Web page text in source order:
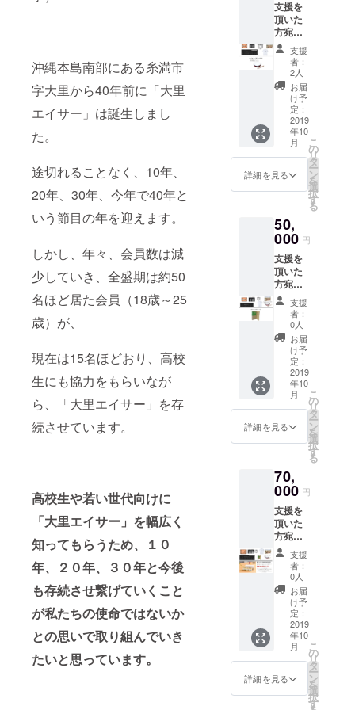
沖縄本島南部にある糸満市
字大里から40年前に「大里
エイサー」は誕生しまし
た。
途切れることなく、10年、
20年、30年、今年で40年と
いう節目の年を迎えます。
しかし、年々、会員数は減
少していき、全盛期は約50
名ほど居た会員（18歳～25
歳）が、
現在は15名ほどおり、高校
生にも協力をもらいなが
ら、「大里エイサー」を存
続させています。
高校生や若い世代向けに
「大里エイサー」を幅広く
知ってもらうため、１０
年、２０年、３０年と今後
も存続させ繋げていくこと
が私たちの使命ではないか
との思いで取り組んでいき
たいと思っています。
「ニャ
ン山」
のシー
サー職
人：上
原 新
吾 氏
のオリ
ジナル
シー
サー ※
写真は
あくま
でイ
このプ
ロジェ
クトを
通して
作成し
たPR映
像DVD1
ず備考
欄にご
希望の
お名前
をご記
入くだ
さい。
大里エ
イサー
40周年
記念オ
リジナ
ルタオ
ル１枚
覇に工
房を構
「ニャ
ン山」
のシー
サー職
人：上
原 新
吾 氏
のオリ
ジナル
シー
サー ※
写真は
あくま
でイ
このプ
ロジェ
クトを
通して
作成し
たPR映
像DVD1
青年会
オリジ
ナルT
シャツ
１枚 ＊
ラー：
ト、ブ
ラッ
支援を
頂いた
方宛に↓
祭り当
日の勇
壮な演
舞時の
写真を
添付し
てお礼
メール
PR映像
DVDの
最後の
エンド
を記入
※支援
時、必
ず備考
欄にご
希望の
お名前
をご記
入くだ
さい。
大里エ
イサー
40周年
記念オ
リジナ
ルタオ
ル１枚
覇に工
房を構
「ニャ
ン山」
のシー
サー職
人：上
原 新
吾 氏
のオリ
ジナル
シー
サー ※
写真は
あくま
でイ
支援
者：
2人
お届
け予
定：
2019
年10
月
詳細を見る
こ
の
リ
タ
ー
ン
を
選
択
す
る
50,
000 円
支援を
頂いた
方宛に↓
祭り当
日の勇
壮な演
舞時の
写真を
添付し
てお礼
メール
PR映像
DVDの
最後の
エンド
を記入
※支援
時、必
ず備考
欄にご
希望の
お名前
をご記
入くだ
さい。
大里エ
イサー
40周年
記念オ
リジナ
ルタオ
ル１枚
支援
者：
0人
お届
け予
定：
2019
年10
月
詳細を見る
こ
の
リ
タ
ー
ン
を
選
択
す
る
70,
000 円
支援を
頂いた
方宛に↓
祭り当
日の勇
壮な演
舞時の
写真を
添付し
てお礼
メール
PR映像
DVDの
最後の
エンド
支援
者：
0人
お届
け予
定：
2019
年10
月
詳細を見る
こ
の
リ
タ
ー
ン
を
選
択
す